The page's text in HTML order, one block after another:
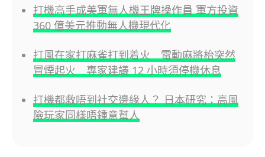
打機高手成美軍無人機王牌操作員 軍方投資
360 億美元推動無人機現代化
打風在家打麻雀打到着火 電動麻將枱突然
冒煙起火 專家建議 12 小時須停機休息
打機都救唔到社交邊緣人？ 日本研究：高風
險玩家同樣唔鍾意幫人